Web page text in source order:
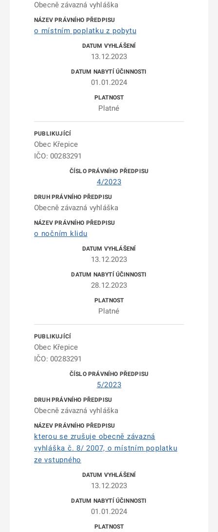
Obecně závazná vyhláška
o místním poplatku z pobytu
13.12.2023
01.01.2024
Platné
Obec Křepice
IČO: 00283291
4/2023
Obecně závazná vyhláška
o nočním klidu
13.12.2023
28.12.2023
Platné
Obec Křepice
IČO: 00283291
5/2023
Obecně závazná vyhláška
kterou se zrušuje obecně závazná
vyhláška č. 8/ 2007, o místním poplatku
ze vstupného
13.12.2023
01.01.2024